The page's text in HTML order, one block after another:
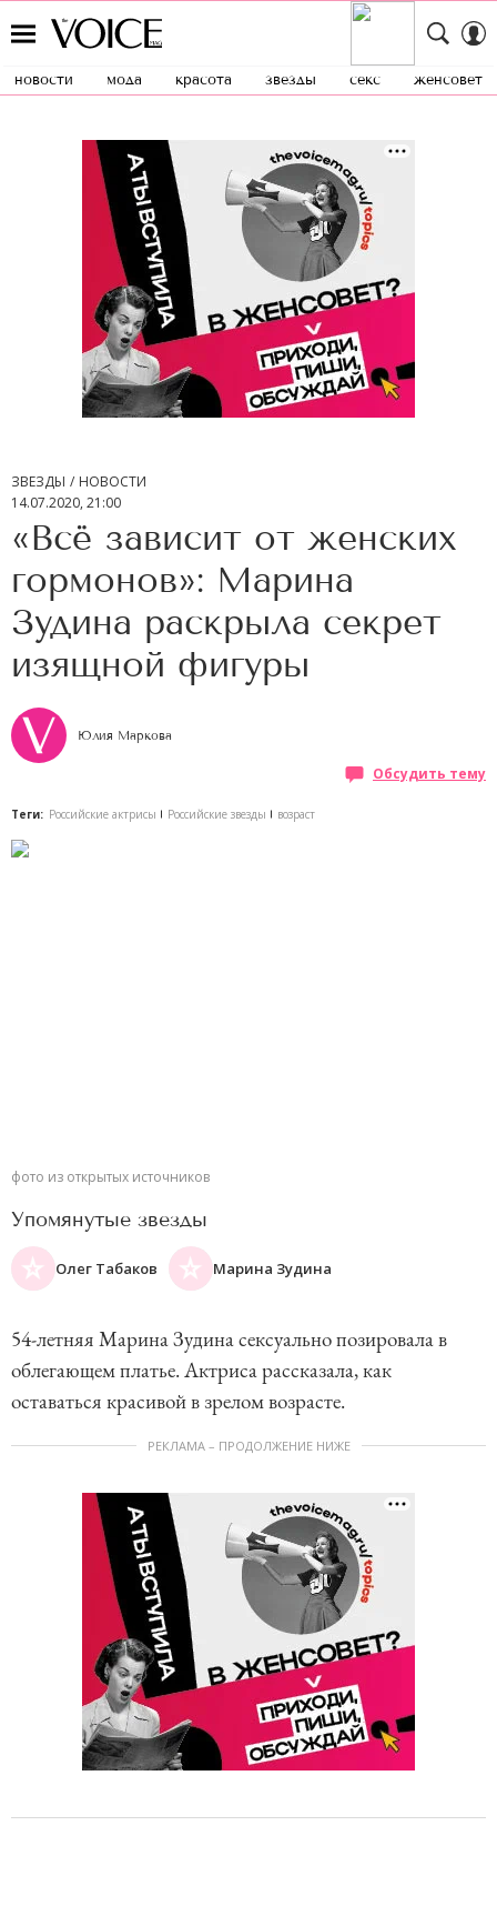
новости мода красота звезды секс женсовет
ЗВЕЗДЫ
НОВОСТИ
14.07.2020, 21:00
«Всё зависит от женских
гормонов»: Марина
Зудина раскрыла секрет
изящной фигуры
Юлия Маркова
Обсудить тему
Теги: Российские актрисы Российские звезды возраст
фото из открытых источников
Упомянутые звезды
Олег Табаков Марина Зудина
54-летняя Марина Зудина сексуально позировала в
облегающем платье. Актриса рассказала, как
оставаться красивой в зрелом возрасте.
РЕКЛАМА – ПРОДОЛЖЕНИЕ НИЖЕ